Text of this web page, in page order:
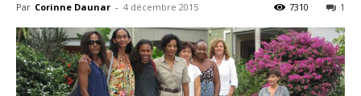
Par Corinne Daunar - 4 décembre 2015 1
7310